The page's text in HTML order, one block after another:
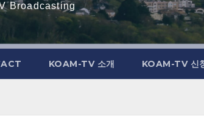
Broadcasting
KOAM-TV 소개 KOAM-TV 신